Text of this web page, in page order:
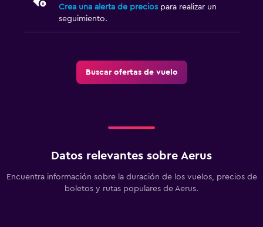
Crea una alerta de precios para realizar un
seguimiento.
Buscar ofertas de vuelo
Datos relevantes sobre Aerus
Encuentra información sobre la duración de los vuelos, precios de
boletos y rutas populares de Aerus.